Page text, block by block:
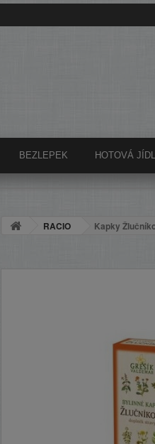
BEZLEPEK HOTOVÁ
RACIO Kapky